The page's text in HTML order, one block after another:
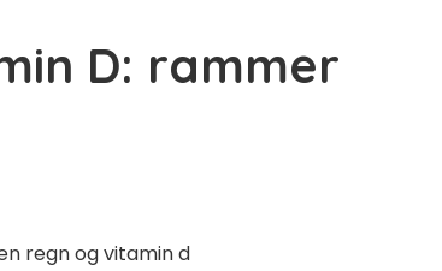
D: rammer